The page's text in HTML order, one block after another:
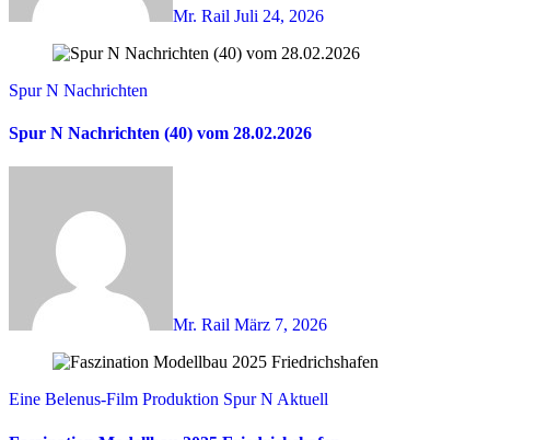
Mr. Rail Juli 24, 2026
Spur N Nachrichten
Spur N Nachrichten (40) vom 28.02.2026
Mr. Rail März 7, 2026
Eine Belenus-Film Produktion Spur N Aktuell